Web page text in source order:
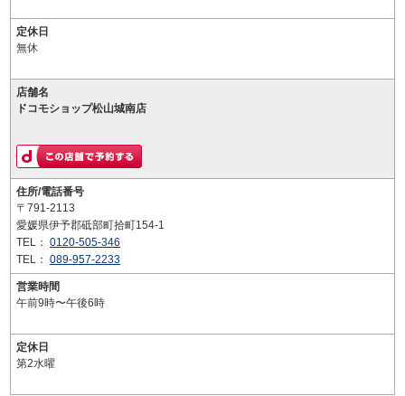
定休日
無休
店舗名
ドコモショップ松山城南店
住所/電話番号
〒791-2113
愛媛県伊予郡砥部町拾町154-1
TEL： 0120-505-346
TEL： 089-957-2233
営業時間
午前9時〜午後6時
定休日
第2水曜